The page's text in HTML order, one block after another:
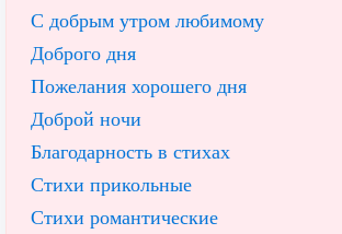
C добрым утром любимому
Доброго дня
Пожелания хорошего дня
Доброй ночи
Благодарность в стихах
Стихи прикольные
Стихи романтические